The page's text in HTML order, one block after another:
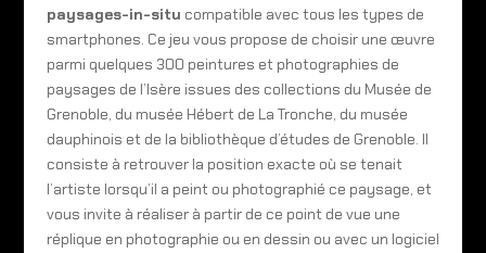
paysages-in-situ compatible avec tous les types de
smartphones. Ce jeu vous propose de choisir une œuvre
parmi quelques 300 peintures et photographies de
paysages de l’Isère issues des collections du Musée de
Grenoble, du musée Hébert de La Tronche, du musée
dauphinois et de la bibliothèque d’études de Grenoble. Il
consiste à retrouver la position exacte où se tenait
l’artiste lorsqu’il a peint ou photographié ce paysage, et
vous invite à réaliser à partir de ce point de vue une
réplique en photographie ou en dessin ou avec un logiciel